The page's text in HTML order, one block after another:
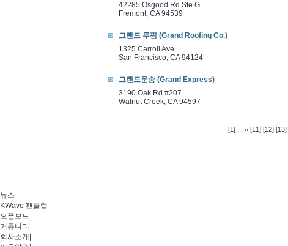
42285 Osgood Rd Ste G
Fremont, CA 94539
그랜드 루핑 (Grand Roofing Co.)
1325 Carroll Ave
San Francisco, CA 94124
그랜드운송 (Grand Express)
3190 Oak Rd #207
Walnut Creek, CA 94597
[1]... [11] [12] [13]
뉴스
KWave 팬클럽
오픈보드
커뮤니티
회사소개